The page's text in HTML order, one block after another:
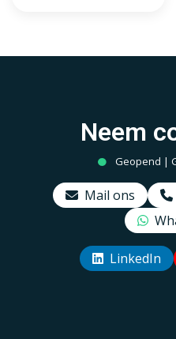
Neem
Geopend |
Mail ons
LinkedIn